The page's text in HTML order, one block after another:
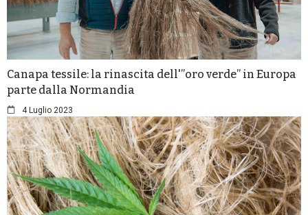
Canapa tessile: la rinascita dell'”oro verde” in Europa
parte dalla Normandia
4 Luglio 2023